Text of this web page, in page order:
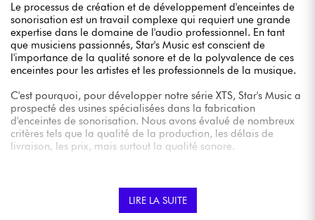
Le processus de création et de développement d'enceintes de
sonorisation est un travail complexe qui requiert une grande
expertise dans le domaine de l'audio professionnel. En tant
que musiciens passionnés, Star's Music est conscient de
l'importance de la qualité sonore et de la polyvalence de ces
enceintes pour les artistes et les professionnels de la musique.
C'est pourquoi, pour développer notre série XTS, Star's Music a
prospecté des usines spécialisées dans la fabrication
d'enceintes de sonorisation. Nous avons évalué de nombreux
critères tels que la qualité de la production, les délais de
livraison, les prix, mais surtout la qualité sonore.
gamme, pour comparer les performances et les
LIRE LA SUITE